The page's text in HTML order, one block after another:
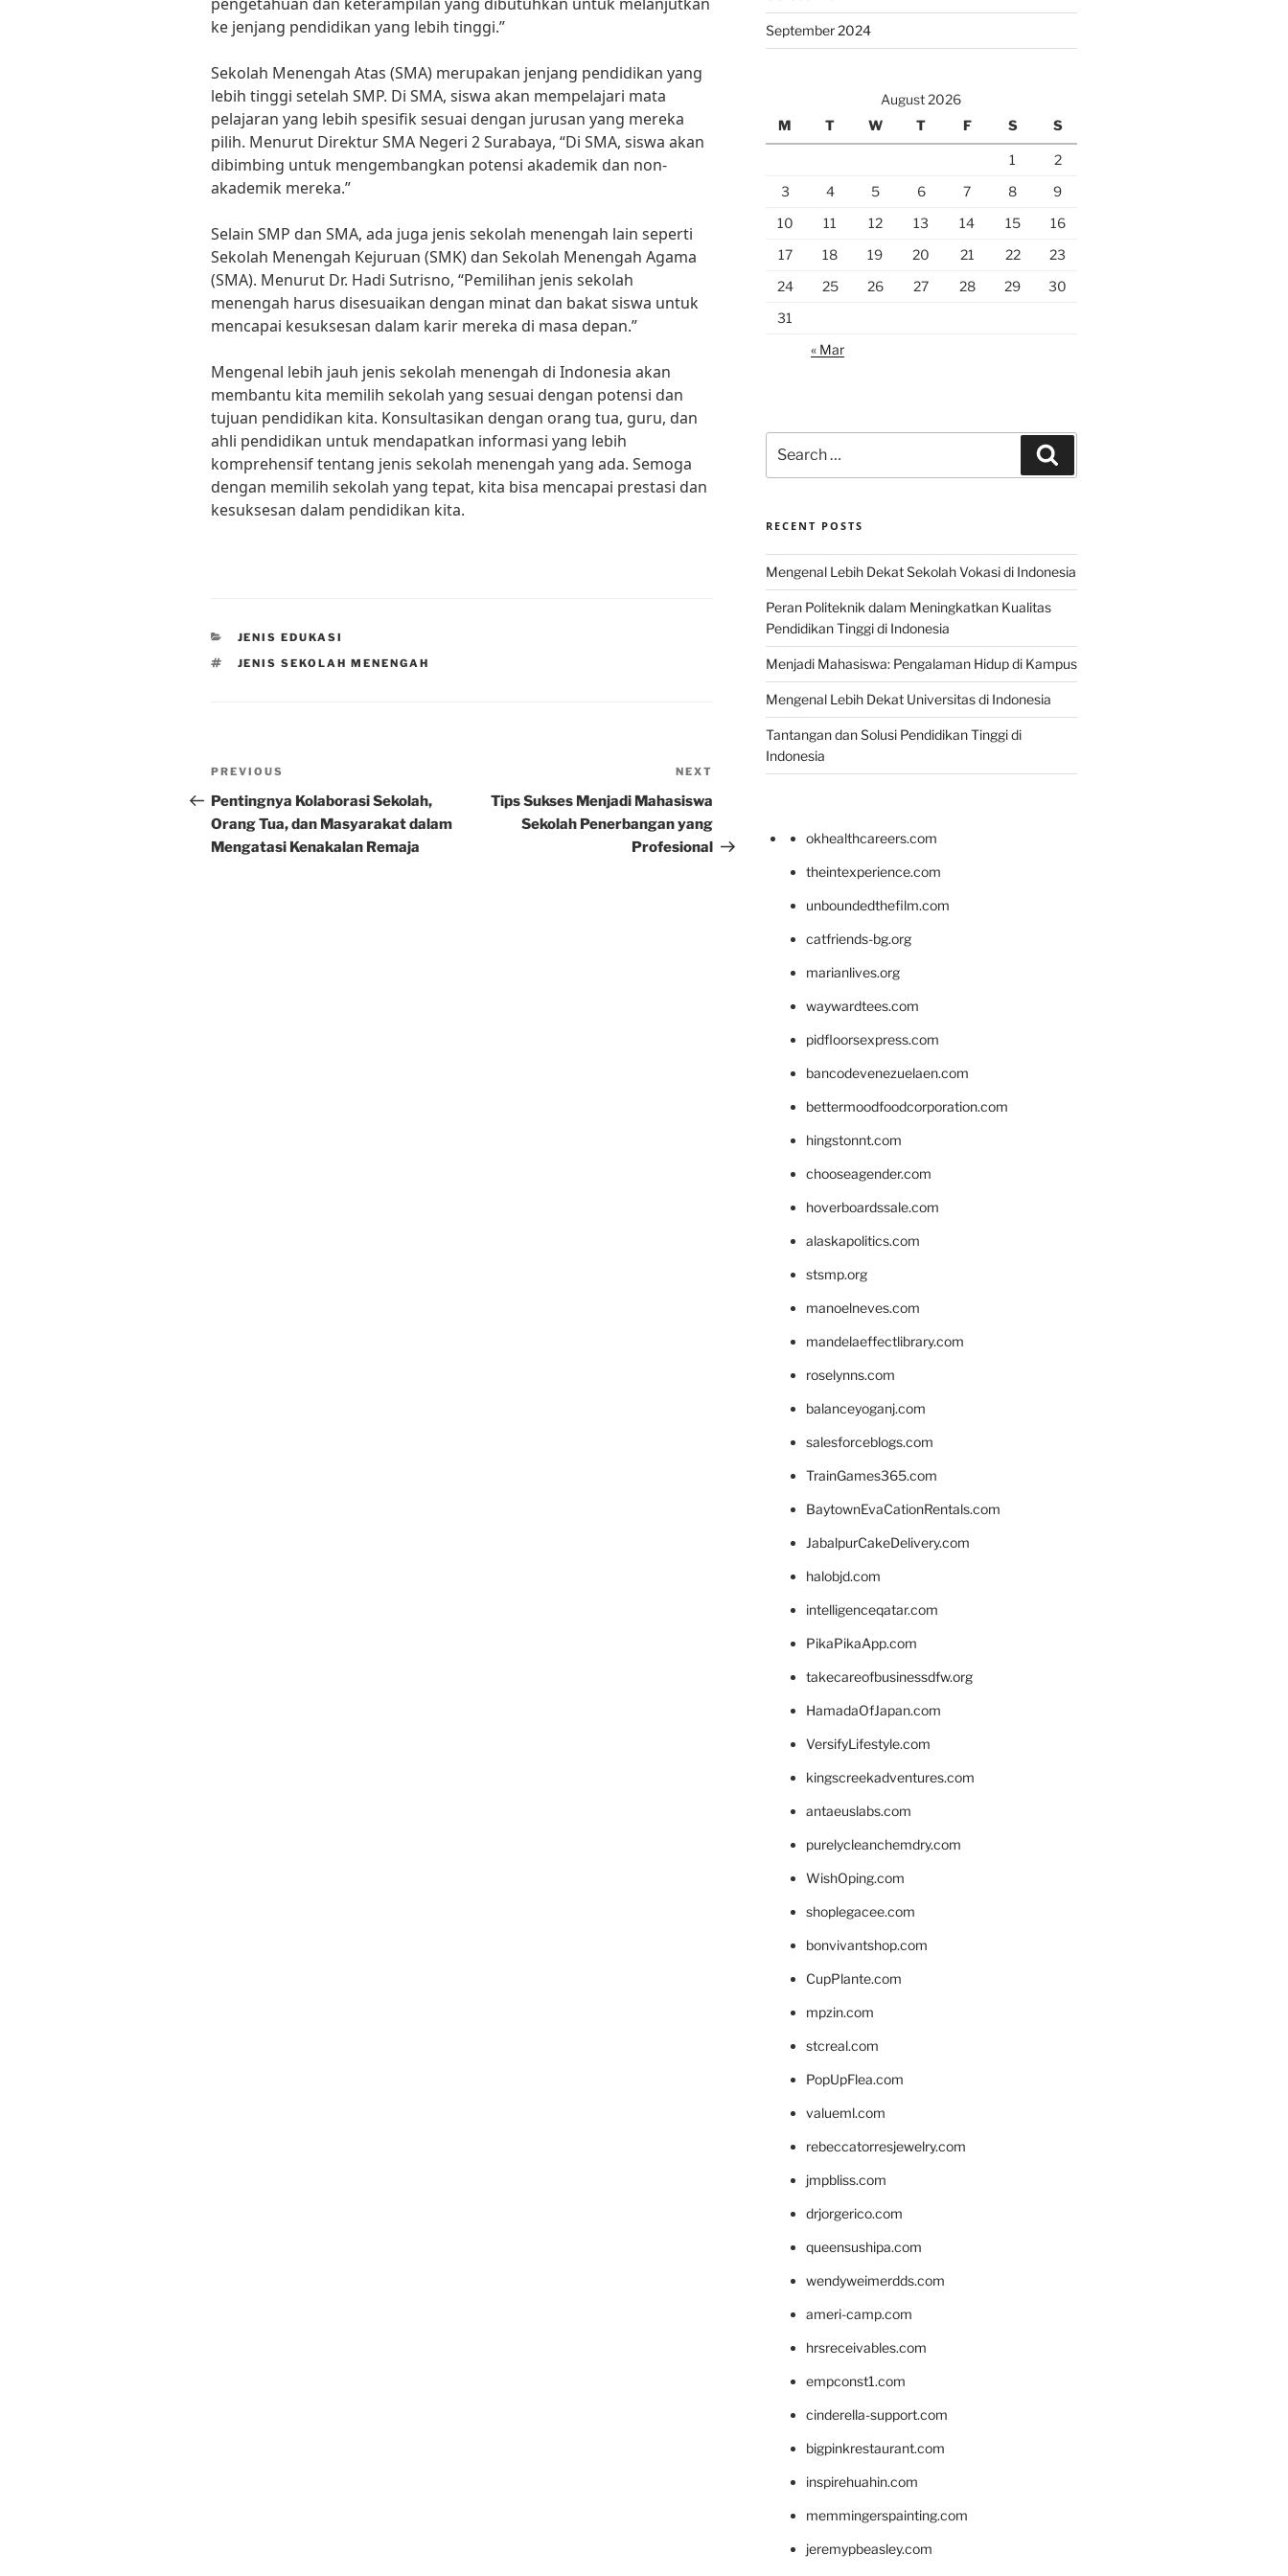
ke jenjang pendidikan yang lebih tinggi.”
Sekolah Menengah Atas (SMA) merupakan jenjang pendidikan yang
lebih tinggi setelah SMP. Di SMA, siswa akan mempelajari mata
pelajaran yang lebih spesifik sesuai dengan jurusan yang mereka
pilih. Menurut Direktur SMA Negeri 2 Surabaya, “Di SMA, siswa akan
dibimbing untuk mengembangkan potensi akademik dan non-
akademik mereka.”
Selain SMP dan SMA, ada juga jenis sekolah menengah lain seperti
Sekolah Menengah Kejuruan (SMK) dan Sekolah Menengah Agama
(SMA). Menurut Dr. Hadi Sutrisno, “Pemilihan jenis sekolah
menengah harus disesuaikan dengan minat dan bakat siswa untuk
mencapai kesuksesan dalam karir mereka di masa depan.”
Mengenal lebih jauh jenis sekolah menengah di Indonesia akan
membantu kita memilih sekolah yang sesuai dengan potensi dan
tujuan pendidikan kita. Konsultasikan dengan orang tua, guru, dan
ahli pendidikan untuk mendapatkan informasi yang lebih
komprehensif tentang jenis sekolah menengah yang ada. Semoga
dengan memilih sekolah yang tepat, kita bisa mencapai prestasi dan
kesuksesan dalam pendidikan kita.
CATEGORIES
JENIS EDUKASI
TAGS
JENIS SEKOLAH MENENGAH
Post
navigation
Previous
Post
PREVIOUS
Pentingnya Kolaborasi Sekolah,
Orang Tua, dan Masyarakat dalam
Mengatasi Kenakalan Remaja
NEXT
Tips Sukses Menjadi Mahasiswa
Sekolah Penerbangan yang
Profesional
September 2024
August 2026
M
T W T F S S
1
2
3
4 5 6 7 8
9
10
11 12 13 14 15
16
17
18 19 20 21 22
23
24
25 26 27 28 29
30
31
« Mar
for:
RECENT POSTS
Mengenal Lebih Dekat Sekolah Vokasi di Indonesia
Peran Politeknik dalam Meningkatkan Kualitas
Pendidikan Tinggi di Indonesia
Menjadi Mahasiswa: Pengalaman Hidup di Kampus
Mengenal Lebih Dekat Universitas di Indonesia
Tantangan dan Solusi Pendidikan Tinggi di
Indonesia
okhealthcareers.com
theintexperience.com
unboundedthefilm.com
catfriends-bg.org
marianlives.org
waywardtees.com
pidfloorsexpress.com
bancodevenezuelaen.com
bettermoodfoodcorporation.com
hingstonnt.com
chooseagender.com
hoverboardssale.com
alaskapolitics.com
stsmp.org
manoelneves.com
mandelaeffectlibrary.com
roselynns.com
balanceyoganj.com
salesforceblogs.com
TrainGames365.com
BaytownEvaCationRentals.com
JabalpurCakeDelivery.com
halobjd.com
intelligenceqatar.com
PikaPikaApp.com
takecareofbusinessdfw.org
HamadaOfJapan.com
VersifyLifestyle.com
kingscreekadventures.com
antaeuslabs.com
purelycleanchemdry.com
WishOping.com
shoplegacee.com
bonvivantshop.com
CupPlante.com
mpzin.com
stcreal.com
PopUpFlea.com
valueml.com
rebeccatorresjewelry.com
jmpbliss.com
drjorgerico.com
queensushipa.com
wendyweimerdds.com
ameri-camp.com
hrsreceivables.com
empconst1.com
cinderella-support.com
bigpinkrestaurant.com
inspirehuahin.com
memmingerspainting.com
jeremypbeasley.com